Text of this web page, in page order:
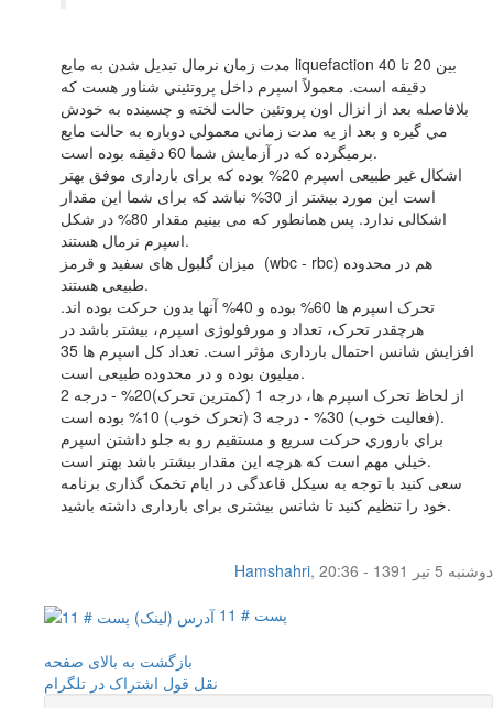
مدت زمان نرمال تبدیل شدن به مایع liquefaction بین 20 تا 40
دقیقه است. معمولاً اسپرم داخل پروتئيني شناور هست كه
بلافاصله بعد از انزال اون پروتئين حالت لخته و چسبنده به خودش
مي گيره و بعد از يه مدت زماني معمولي دوباره به حالت مايع
برميگرده که در آزمایش شما 60 دقیقه بوده است.
اشکال غیر طبیعی اسپرم 20% بوده که برای بارداری موفق بهتر
است این مورد بیشتر از 30% نباشد که برای شما این مقدار
اشکالی ندارد. پس همانطور که می بینیم مقدار 80% در شكل
اسپرم نرمال هستند.
میزان گلبول های سفید و قرمز (wbc - rbc) هم در محدوده
طبیعی هستند.
تحرک اسپرم ها 60% بوده و 40% آنها بدون حرکت بوده اند.
هرچقدر تحرک، تعداد و مورفولوژی اسپرم، بیشتر باشد در
افزایش شانس احتمال بارداری مؤثر است. تعداد کل اسپرم ها 35
میلیون بوده و در محدوده طبیعی است.
از لحاظ تحرک اسپرم ها، درجه 1 (کمترین تحرک)20% - درجه 2
(فعالیت خوب) 30% - درجه 3 (تحرک خوب) 10% بوده است.
براي باروري حرکت سريع و مستقيم رو به جلو داشتن اسپرم
خيلي مهم است که هرچه این مقدار بیشتر باشد بهتر است.
سعی کنید با توجه به سیکل قاعدگی در ایام تخمک گذاری برنامه
خود را تنظیم کنید تا شانس بیشتری برای بارداری داشته باشید.
Hamshahri,
دوشنبه 5 تیر 1391 - 20:36
پست # 11
بازگشت به بالای صفحه
نقل قول اشتراک در تلگرام